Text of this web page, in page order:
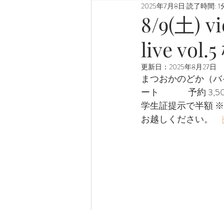
8/9(土)
live vol.5
2025年7月8日 読了時間: 1
更新日： 2025年8月27日
まつおかのどか（
ート　　　 予約
学生証提示で半額
お越しください。